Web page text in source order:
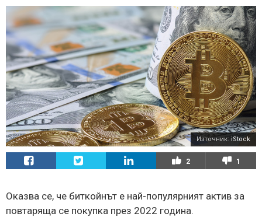
Източник: iStock
2 1
Оказва се, че биткойнът е най-популярният актив за
повтаряща се покупка през 2022 година.